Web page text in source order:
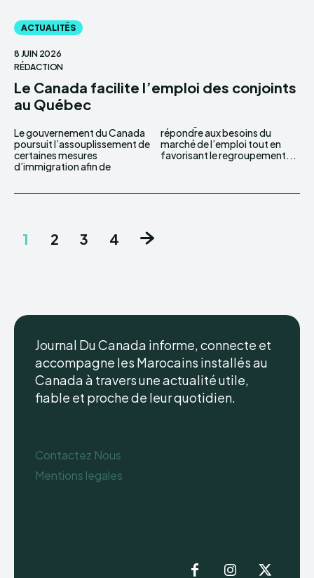
ACTUALITÉS
8 JUIN 2026
RÉDACTION
Le Canada facilite l’emploi des conjoints
au Québec
Le gouvernement du Canada
poursuit l’assouplissement de
certaines mesures
d’immigration afin de
répondre aux besoins du
marché de l’emploi tout en
favorisant le regroupement...
1 2 3 4
Journal Du Canada informe, connecte et
accompagne les Marocains installés au
Canada à travers une actualité utile,
fiable et proche de leur quotidien.
Contactez Nous
Mentions legales